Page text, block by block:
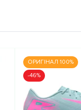
ОРИГІНАЛ 100%
-46%